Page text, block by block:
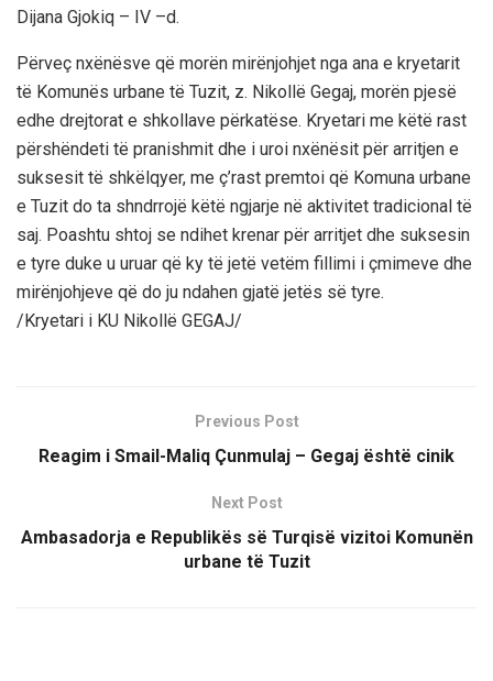
Dijana Gjokiq – IV –d.
Përveç nxënësve që morën mirënjohjet nga ana e kryetarit
të Komunës urbane të Tuzit, z. Nikollë Gegaj, morën pjesë
edhe drejtorat e shkollave përkatëse. Kryetari me këtë rast
përshëndeti të pranishmit dhe i uroi nxënësit për arritjen e
suksesit të shkëlqyer, me ç’rast premtoi që Komuna urbane
e Tuzit do ta shndrrojë këtë ngjarje në aktivitet tradicional të
saj. Poashtu shtoj se ndihet krenar për arritjet dhe suksesin
e tyre duke u uruar që ky të jetë vetëm fillimi i çmimeve dhe
mirënjohjeve që do ju ndahen gjatë jetës së tyre.
/Kryetari i KU Nikollë GEGAJ/
Previous Post
Reagim i Smail-Maliq Çunmulaj – Gegaj është cinik
Next Post
Ambasadorja e Republikës së Turqisë vizitoi Komunën
urbane të Tuzit